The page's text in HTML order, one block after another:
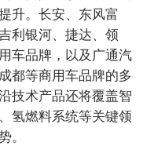
升。长安、东风富
利银河、捷达、领
车品牌，以及广通汽
都等商用车品牌的多
技术产品还将覆盖智
氢燃料系统等关键领
。